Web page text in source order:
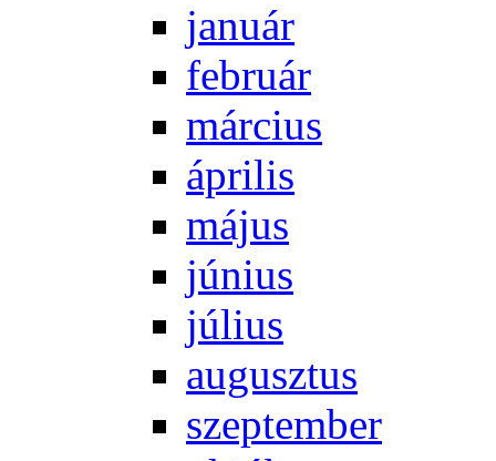
ja­nu­ár
feb­ru­ár
már­ci­us
áp­ri­lis
má­jus
jú­ni­us
jú­li­us
au­gusz­tus
szep­tem­ber